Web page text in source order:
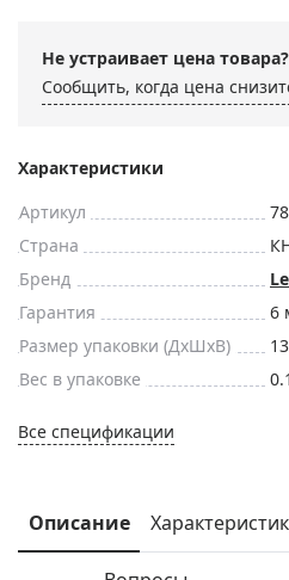
Не устраивает цена товара?
Сообщить, когда цена
Характеристики
Артикул
Страна
Бренд
Гарантия
6
Размер упаковки (ДxШxВ)
Вес в упаковке
Все спецификации
Описание